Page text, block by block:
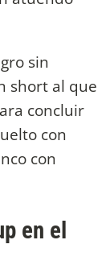
sin
short al que
concluir
con
con
en el